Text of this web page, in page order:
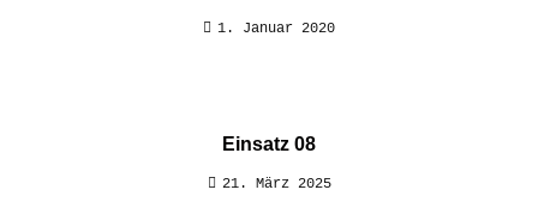
1. Januar 2020
Einsatz 08
21. März 2025